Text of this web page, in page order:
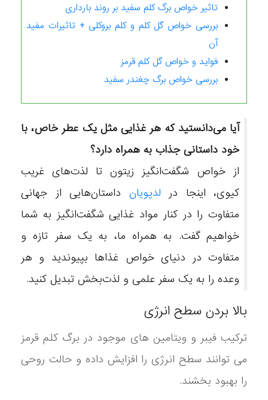
تاثیر خواص برگ کلم سفید بر روند بارداری
بررسی خواص گل کلم و کلم بروکلی + تاثیرات مفید
آن
فواید و خواص گل کلم قرمز
بررسی خواص برگ چغندر سفید
آیا می‌دانستید که هر غذایی مثل یک عطر خاص، با
خود داستانی جذاب به همراه دارد؟
از خواص شگفت‌انگیز زیتون تا لذت‌های غریب
کیوی، اینجا در لدپویان داستان‌هایی از جهانی
متفاوت را در کنار مواد غذایی شگفت‌انگیز به شما
خواهیم گفت. به همراه ما، به یک سفر تازه و
متفاوت در دنیای خواص غذاها بپیوندید و هر
وعده را به یک سفر علمی و لذت‌بخش تبدیل کنید.
بالا بردن سطح انرژی
ترکیب فیبر و ویتامین های موجود در برگ کلم قرمز
می توانند سطح انرژی را افزایش داده و حالت روحی
را بهبود بخشند.